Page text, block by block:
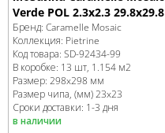
Verde POL 2.3x2.3 29.8x29.8
Бренд: Caramelle Mosaic
Коллекция: Pietrine
Код товара: SD-92434-99
В коробке: 13 шт, 1.154 м2
Размер: 298x298 мм
Размер чипа, (мм)23x23
Сроки доставки: 1-3 дня
в наличии